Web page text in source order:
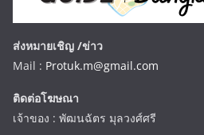
ส่งหมายเชิญ /ข่าว
Mail : Protuk.m@gmail.com
ติดต่อโฆษณา
เจ้าของ : พัฒนฉัตร มุลวงศ์ศรี